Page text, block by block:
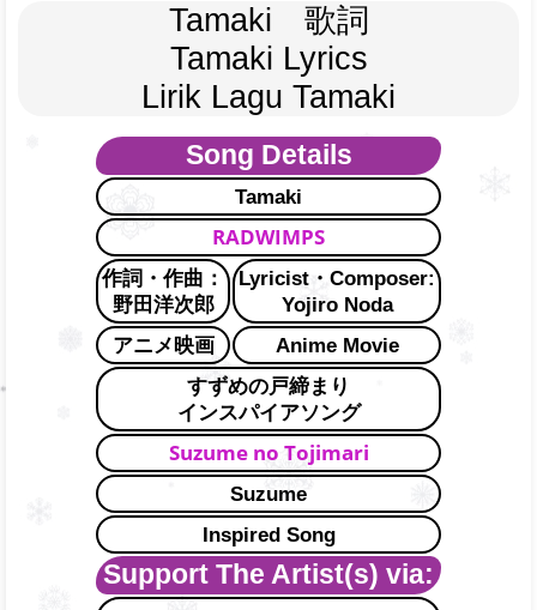
Tamaki　歌詞
Tamaki Lyrics
Lirik Lagu Tamaki
Song Details
Tamaki
RADWIMPS
作詞・作曲：
野田洋次郎
Lyricist・Composer:
Yojiro Noda
アニメ映画
Anime Movie
すずめの戸締まり
インスパイアソング
Suzume no Tojimari
Suzume
Inspired Song
Support The Artist(s) via: